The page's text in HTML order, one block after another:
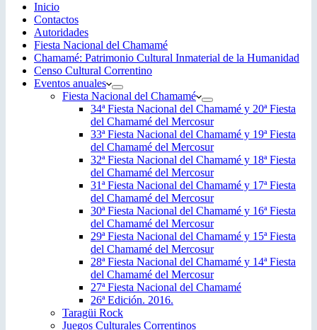
Inicio
Contactos
Autoridades
Fiesta Nacional del Chamamé
Chamamé: Patrimonio Cultural Inmaterial de la Humanidad
Censo Cultural Correntino
Eventos anuales
Fiesta Nacional del Chamamé
34ª Fiesta Nacional del Chamamé y 20ª Fiesta
del Chamamé del Mercosur
33ª Fiesta Nacional del Chamamé y 19ª Fiesta
del Chamamé del Mercosur
32ª Fiesta Nacional del Chamamé y 18ª Fiesta
del Chamamé del Mercosur
31ª Fiesta Nacional del Chamamé y 17ª Fiesta
del Chamamé del Mercosur
30ª Fiesta Nacional del Chamamé y 16ª Fiesta
del Chamamé del Mercosur
29ª Fiesta Nacional del Chamamé y 15ª Fiesta
del Chamamé del Mercosur
28ª Fiesta Nacional del Chamamé y 14ª Fiesta
del Chamamé del Mercosur
27ª Fiesta Nacional del Chamamé
26ª Edición. 2016.
Taragüi Rock
Juegos Culturales Correntinos